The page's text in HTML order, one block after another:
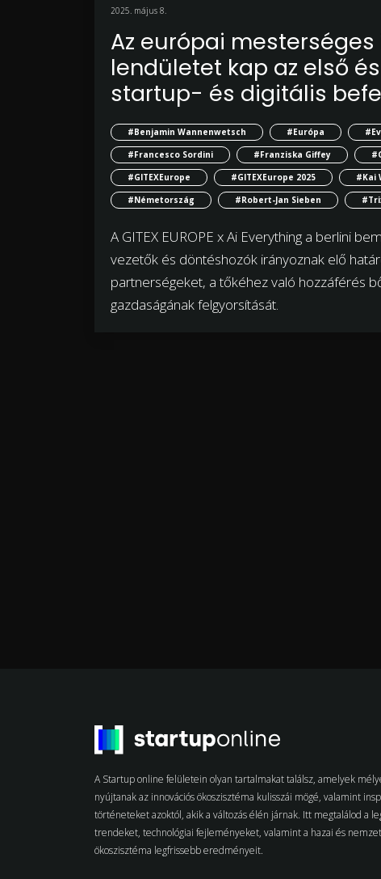
2025. május 8.
Az európai
lendületet kap az első
startup- és digitális
#Benjamin Wannenwetsch #Európa
#Francesco Sordini
#Franziska Giffey
#GITEXEurope
#GITEXEurope 2025 #Kai
#Németország
#Robert-Jan Sieben
A GITEX EUROPE x Ai Everything a berlini
vezetők és döntéshozók irányoznak elő
partnerségeket, a tőkéhez való hozzáférés
gazdaságának felgyorsítását.
A Startup online felületein olyan tartalmakat találsz, amelyek
nyújtanak az innovációs ökoszisztéma kulisszái mögé, valamint
történeteket azoktól, akik a változás élén járnak. Itt megtalálod a
trendeket, technológiai fejleményeket, valamint a hazai és
ökoszisztéma legfrissebb eredményeit.